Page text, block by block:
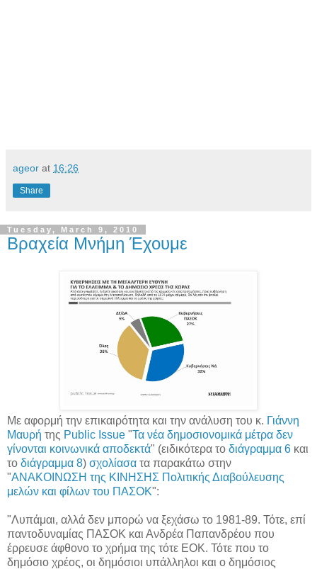
ageor at 16:26
Share
Tuesday, March 9, 2010
Βραχεία Μνήμη Έχουμε
Με αφορμή την επικαιρότητα και την ανάλυση του κ. Γιάννη
Μαυρή της Public Issue "Τα νέα δημοσιονομικά μέτρα δεν
γίνονται κοινωνικά αποδεκτά" (ειδικότερα το διάγραμμα 6 και
το διάγραμμα 8) σχολίασα τα παρακάτω στην
"ΑΝΑΚΟΙΝΩΣΗ της ΚΙΝΗΣΗΣ Πολιτικής Διαβούλευσης
μελών και φίλων του ΠΑΣΟΚ":
"Λυπάμαι, αλλά δεν μπορώ να ξεχάσω το 1981-89. Τότε, επί
παντοδυναμίας ΠΑΣΟΚ και Ανδρέα Παπανδρέου που
έρρευσε άφθονο το χρήμα της τότε ΕΟΚ. Τότε που το
δημόσιο χρέος, οι δημόσιοι υπάλληλοι και ο δημόσιος